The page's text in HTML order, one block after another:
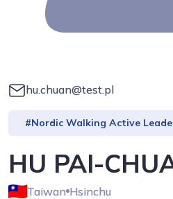
hu.chuan@test.pl
#Nordic Walking Active
HU PAI-
Taiwan Hsinchu